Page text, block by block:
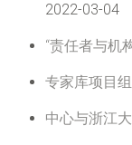
2022-03-04
“责任者与机
专家库项目
中心与浙江